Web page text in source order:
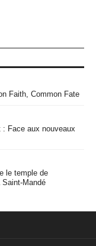
Faith, Common Fate
: Face aux nouveaux
le temple de
Mandé